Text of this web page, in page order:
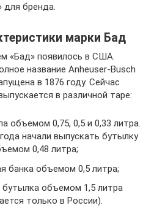
для бренда.
марки Бад
«Бад» появилось в США.
название Anheuser-Busch
в 1876 году. Сейчас
в различной таре:
объемом 0,75, 0,5 и 0,33 литра.
начали выпускать бутылку
0,48 литра;
банка объемом 0,5 литра;
бутылка объемом 1,5 литра
только в России).